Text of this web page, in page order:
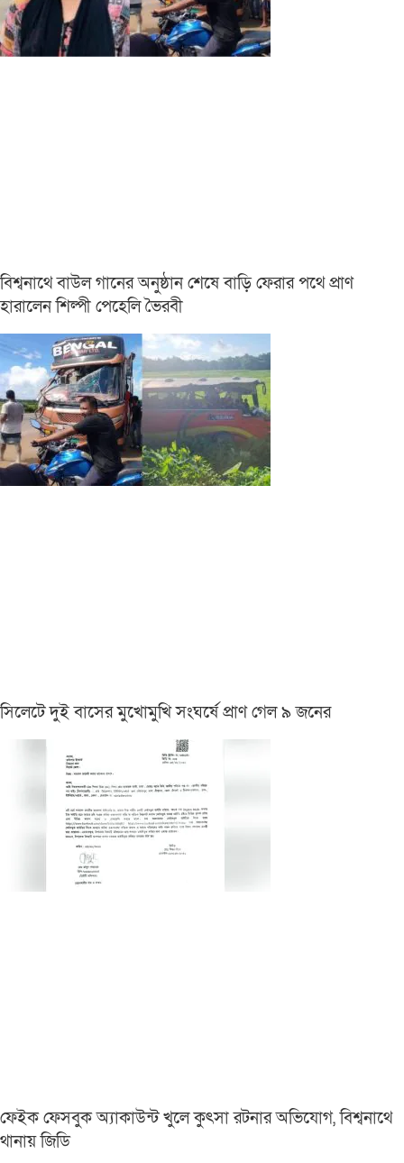
বিশ্বনাথে বাউল গানের অনুষ্ঠান শেষে বাড়ি ফেরার পথে প্রাণ
হারালেন শিল্পী পেহেলি ভৈরবী
সিলেটে দুই বাসের মুখোমুখি সংঘর্ষে প্রাণ গেল ৯ জনের
ফেইক ফেসবুক অ্যাকাউন্ট খুলে কুৎসা রটনার অভিযোগ, বিশ্বনাথে
থানায় জিডি